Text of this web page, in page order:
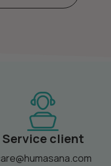
Service client